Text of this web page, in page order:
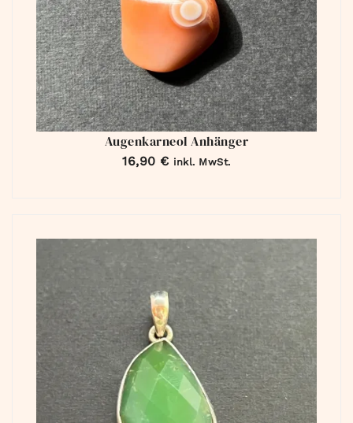
Augenkarneol Anhänger
16,90 € inkl. MwSt.